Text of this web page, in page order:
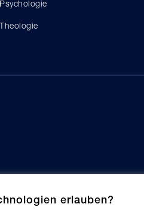
erlauben?
Psychologie
Theologie